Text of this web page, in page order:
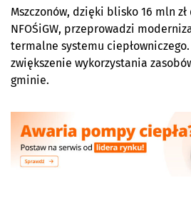
Mszczonów, dzięki blisko 16 mln
NFOŚiGW, przeprowadzi
termalne systemu
zwiększenie wykorzystania
gminie.